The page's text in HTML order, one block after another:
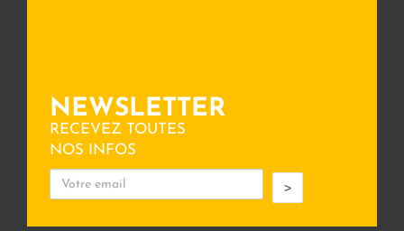
NEWSLETTER
RECEVEZ TOUTES
NOS INFOS
>